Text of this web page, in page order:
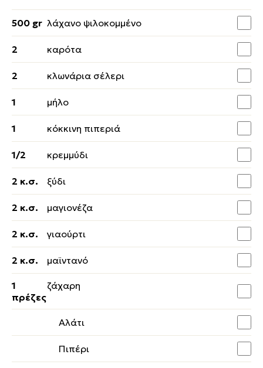
500 gr λάχανο ψιλοκομμένο
2 καρότα
2 κλωνάρια σέλερι
1 μήλο
1 κόκκινη πιπεριά
1/2 κρεμμύδι
2 κ.σ. ξύδι
2 κ.σ. μαγιονέζα
2 κ.σ. γιαούρτι
2 κ.σ. μαϊντανό
1
πρέζες
ζάχαρη
Αλάτι
Πιπέρι